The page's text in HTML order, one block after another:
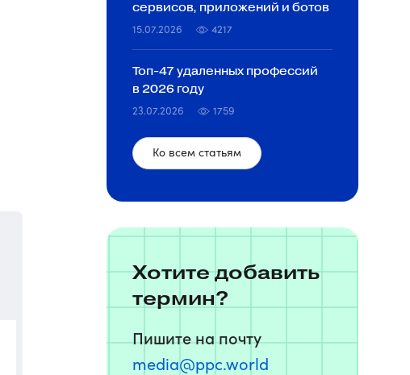
сервисов, приложений и ботов
15.07.2026 4217
Топ‑47 удаленных профессий
в 2026 году
23.07.2026 1759
Ко всем статьям
Хотите добавить
термин?
Пишите на почту
media@ppc.world